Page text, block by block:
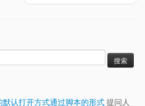
默认打开方式通过脚本的形式提问人